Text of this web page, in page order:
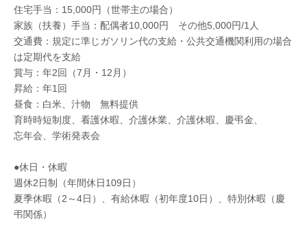
住宅手当：15,000円（世帯主の場合）
家族（扶養）手当：配偶者10,000円 その他5,000円/1人
交通費：規定に準じガソリン代の支給・公共交通機関利用の場合
は定期代を支給
賞与：年2回（7月・12月）
昇給：年1回
昼食：白米、汁物 無料提供
育時時短制度、看護休暇、介護休業、介護休暇、慶弔金、
忘年会、学術発表会
●休日・休暇
週休2日制（年間休日109日）
夏季休暇（2～4日）、有給休暇（初年度10日）、特別休暇（慶
弔関係）